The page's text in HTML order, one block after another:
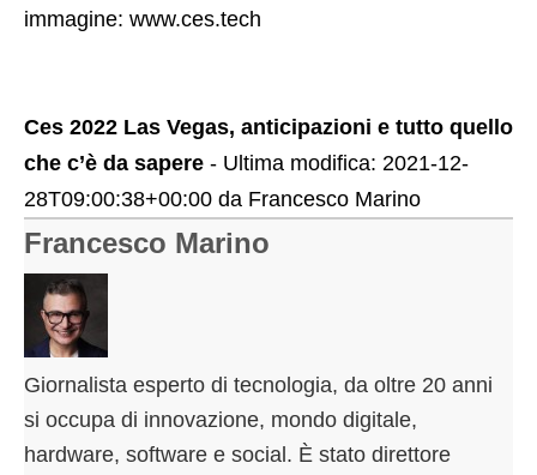
immagine: www.ces.tech
Ces 2022 Las Vegas, anticipazioni e tutto quello
che c’è da sapere - Ultima modifica: 2021-12-
28T09:00:38+00:00 da Francesco Marino
Francesco Marino
Giornalista esperto di tecnologia, da oltre 20 anni
si occupa di innovazione, mondo digitale,
hardware, software e social. È stato direttore